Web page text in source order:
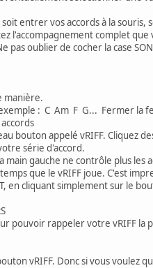
entrer vos accords à la
l'accompagnement complet
oublier de cocher la case
manière.
exemple : C Am F G... Fermer la
bouton appelé vRIFF. Cliquez
série d'accord.
gauche ne contrôle plus les
que le vRIFF joue. C'est
en cliquant simplement sur le
pouvoir rappeler votre vRIFF
vRIFF. Donc si vous voulez